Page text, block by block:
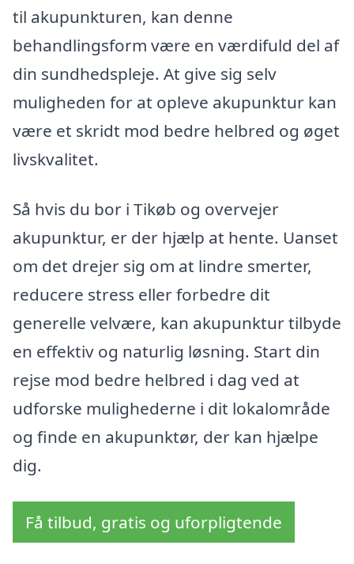
til akupunkturen, kan denne
behandlingsform være en værdifuld del af
din sundhedspleje. At give sig selv
muligheden for at opleve akupunktur kan
være et skridt mod bedre helbred og øget
livskvalitet.
Så hvis du bor i Tikøb og overvejer
akupunktur, er der hjælp at hente. Uanset
om det drejer sig om at lindre smerter,
reducere stress eller forbedre dit
generelle velvære, kan akupunktur tilbyde
en effektiv og naturlig løsning. Start din
rejse mod bedre helbred i dag ved at
udforske mulighederne i dit lokalområde
og finde en akupunktør, der kan hjælpe
dig.
Få tilbud, gratis og uforpligtende